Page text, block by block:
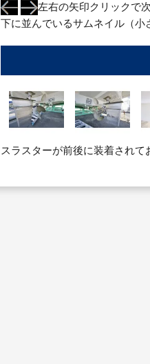
左右の矢印クリックで
下に並んでいるサムネイル（
スラスターが前後に装着されて